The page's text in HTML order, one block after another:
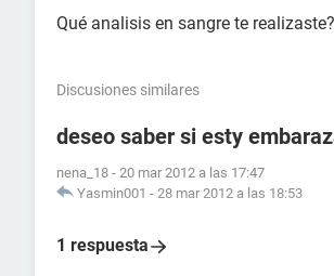
Qué analisis en sangre te realizaste?
Discusiones similares
deseo saber si esty
nena_18 - 20 mar 2012 a las 17:47
Yasmin001 - 28 mar 2012 a las 18:53
1 respuesta